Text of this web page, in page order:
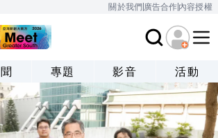
關於我們廣告合作內容授權
專題 影音 活動